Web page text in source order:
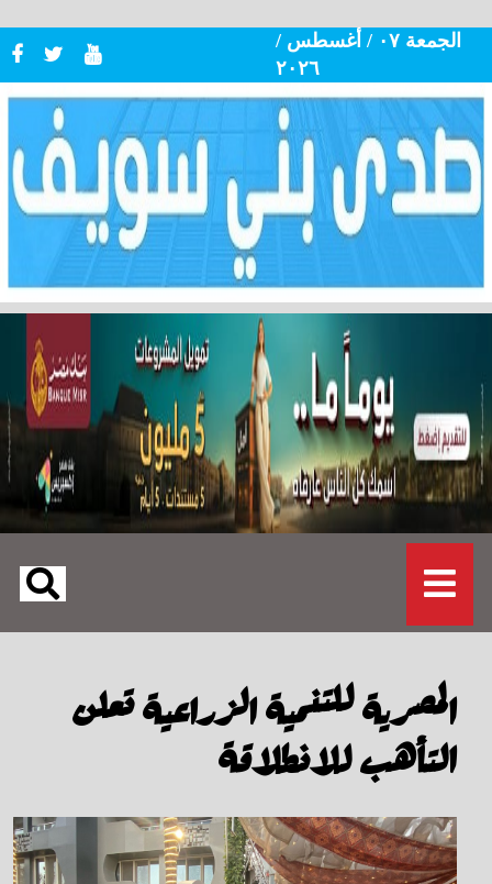
الجمعة ٠٧ / أغسطس /
٢٠٢٦
المصرية للتنمية الزراعية تعلن
التأهب للانطلاقة